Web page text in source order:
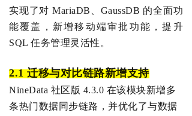
实现了对 MariaDB、GaussDB 的全面功
能覆盖， 新增移动端审批功能，提升
SQL 任务管理灵活性。
‌2.1迁移与对比链路新增支持
NineData 社区版 4.3.0 在该模块新增多
条热门数据同步链路，并优化了与数据